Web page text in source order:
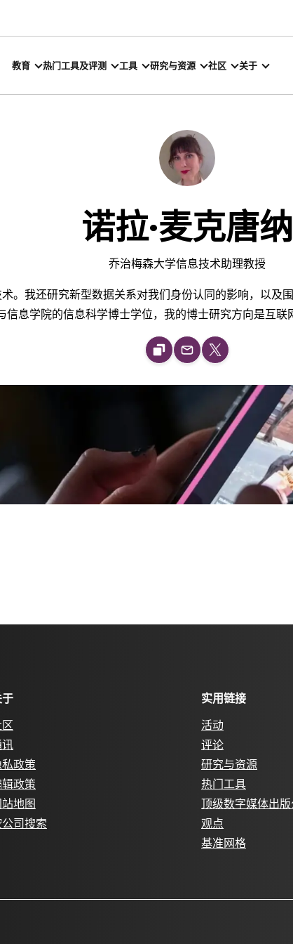
教育 热门工具及评测 工具 研究与资源 社区 关于
诺拉·麦克唐纳
乔治梅森大学信息技术助理教授
。我还研究新型数据关系对我们身份认同的影响，以
信息学院的信息科学博士学位，我的博士研究方向是互联
政策
政策
地图
司搜索
实用链接
活动
评论
研究与资源
热门工具
顶级数字媒体出
观点
基准网格